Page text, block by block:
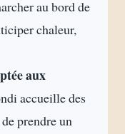
au bord de
chaleur,
aux
accueille des
prendre un